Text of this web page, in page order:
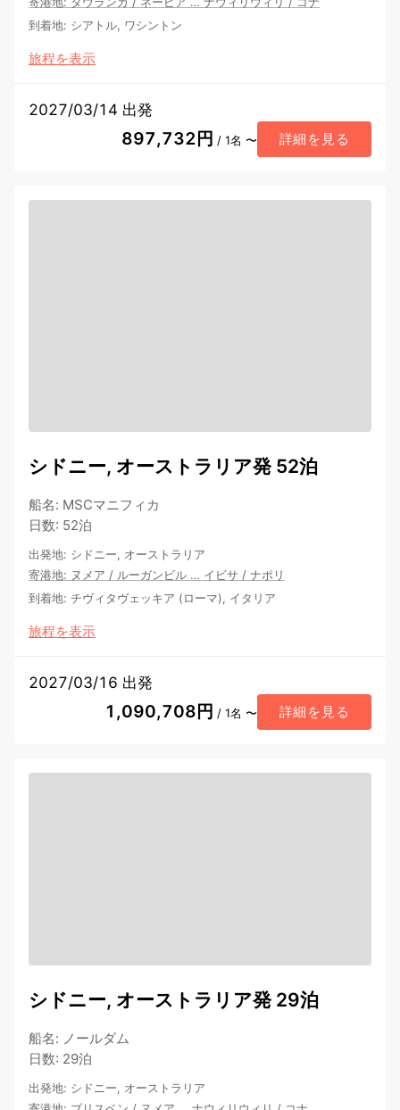
到着地: シアトル, ワシントン
旅程を表示
2027/03/14 出発
897,732円 / 1名 〜 詳細を見る
シドニー, オーストラリア発 52泊
船名: MSCマニフィカ
日数: 52泊
出発地: シドニー, オーストラリア
寄港地: ヌメア / ルーガンビル … イビサ / ナポリ
到着地: チヴィタヴェッキア (ローマ), イタリア
旅程を表示
2027/03/16 出発
1,090,708円 / 1名 〜 詳細を見る
シドニー, オーストラリア発 29泊
船名: ノールダム
日数: 29泊
出発地: シドニー, オーストラリア